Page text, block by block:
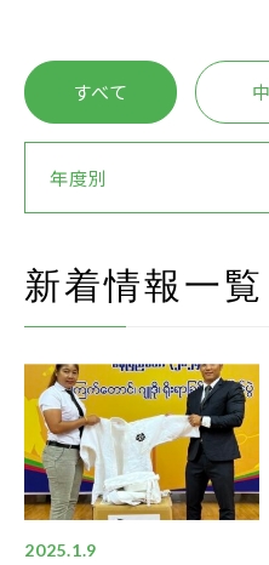
進路
Q&A
在校生・保護者の方
お問い合わせ
資料請求
アクセス
Instagram
すべて
年度別
新着情報一覧
2025.1.9